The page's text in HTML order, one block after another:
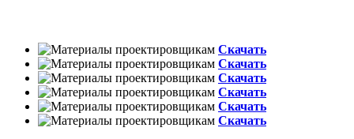
Скачать
Скачать
Скачать
Скачать
Скачать
Скачать